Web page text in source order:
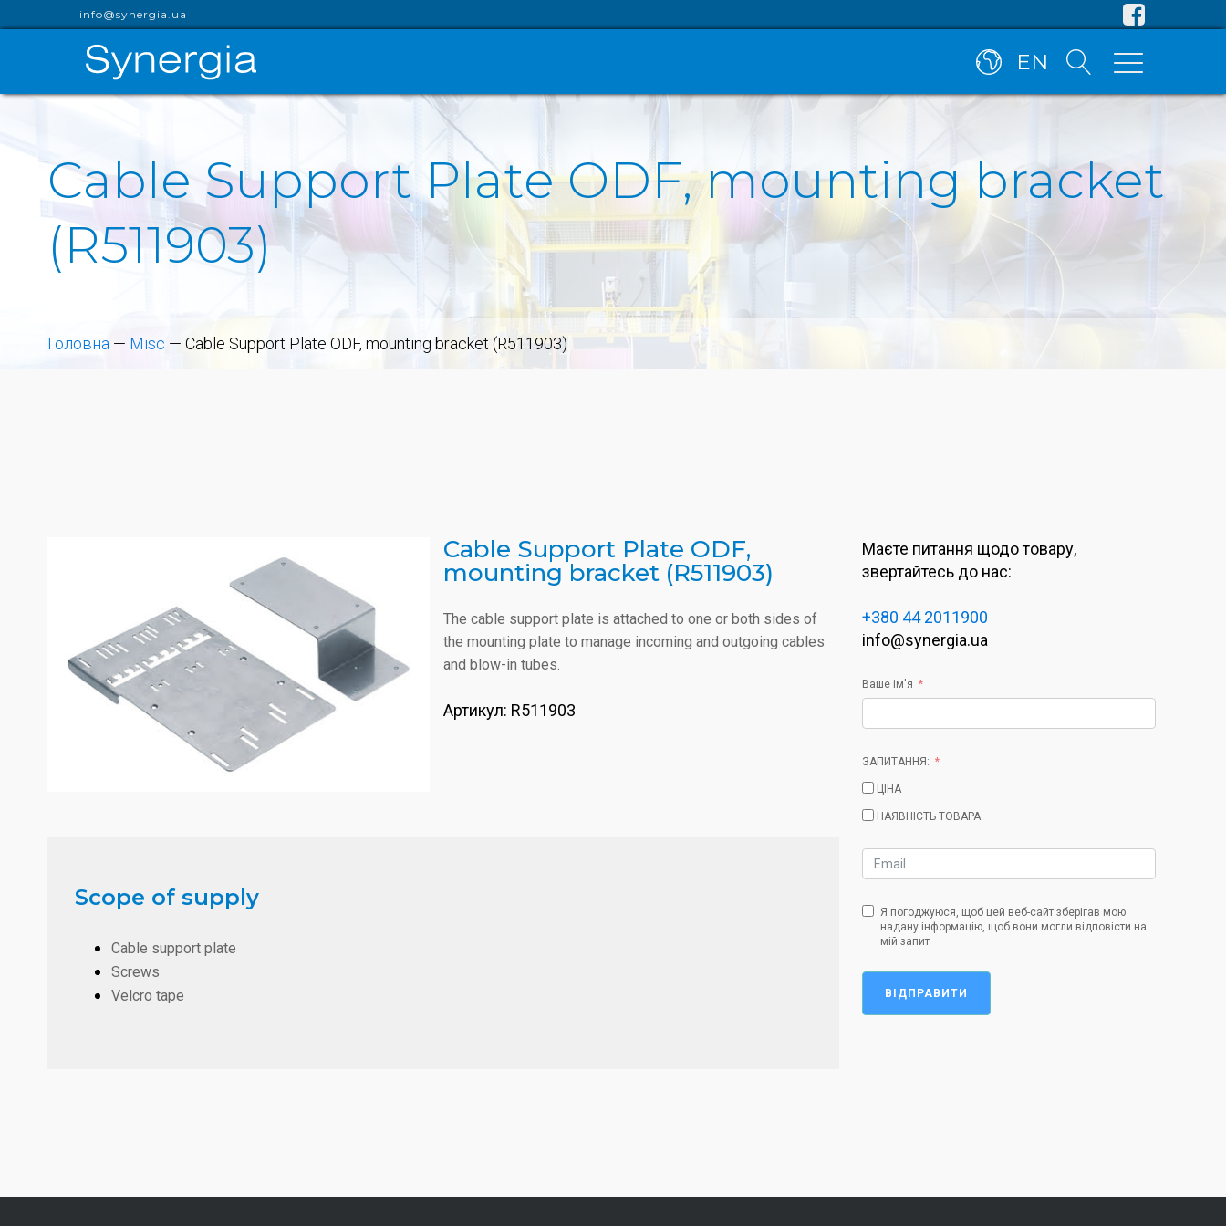
info@synergia.ua
EN
Cable Support Plate ODF, mounting bracket
(R511903)
Головна — Misc — Cable Support Plate ODF, mounting bracket (R511903)
Cable Support Plate ODF,
mounting bracket (R511903)
The cable support plate is attached to one or both sides of
the mounting plate to manage incoming and outgoing cables
and blow-in tubes.
Артикул: R511903
Scope of supply
Cable support plate
Screws
Velcro tape
Маєте питання щодо товару,
звертайтесь до нас:
+380 44 2011900
info@synergia.ua
Ваше ім'я
ЗАПИТАННЯ:
ЦІНА
НАЯВНІСТЬ ТОВАРА
Я погоджуюся, щоб цей веб-сайт зберігав мою
надану інформацію, щоб вони могли відповісти на
мій запит
ВІДПРАВИТИ